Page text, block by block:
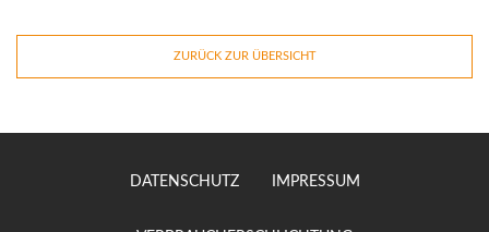
ZURÜCK ZUR ÜBERSICHT
DATENSCHUTZ IMPRESSUM